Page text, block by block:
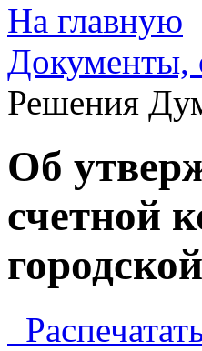
На главную
Документы,
Решения
Об
счетной